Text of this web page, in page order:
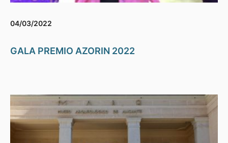
04/03/2022
GALA PREMIO AZORIN 2022